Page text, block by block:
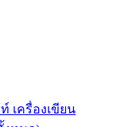
เครื่องเขียน